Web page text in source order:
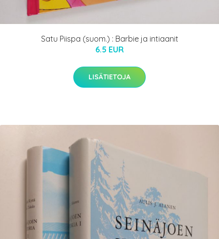
Satu Piispa (suom.) : Barbie ja intiaanit
6.5 EUR
LISÄTIETOJA